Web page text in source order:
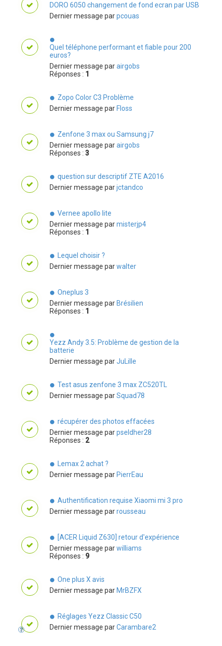
DORO 6050 changement de fond ecran par USB
Dernier message parpcouas
Quel téléphone performant et fiable pour 200
euros?
Dernier message parairgobs
Réponses : 1
Zopo Color C3 Problème
Dernier message parFloss
Zenfone 3 max ou Samsung j7
Dernier message parairgobs
Réponses : 3
question sur descriptif ZTE A2016
Dernier message parjctandco
Vernee apollo lite
Dernier message parmisterjp4
Réponses : 1
Lequel choisir ?
Dernier message parwalter
Oneplus 3
Dernier message parBrésilien
Réponses : 1
Yezz Andy 3.5: Problème de gestion de la
batterie
Dernier message parJuLille
Test asus zenfone 3 max ZC520TL
Dernier message parSquad78
récupérer des photos effacées
Dernier message parpseldher28
Réponses : 2
Lemax 2 achat ?
Dernier message parPierrEau
Authentification requise Xiaomi mi 3 pro
Dernier message parrousseau
[ACER Liquid Z630] retour d'expérience
Dernier message parwilliams
Réponses : 9
One plus X avis
Dernier message parMrBZFX
Réglages Yezz Classic C50
Dernier message parCarambare2